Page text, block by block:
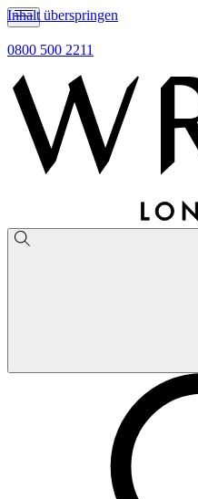
Inhalt überspringen
0800 500 2211